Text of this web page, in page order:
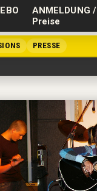
PRESSE
ANMELDUNG /
Preise